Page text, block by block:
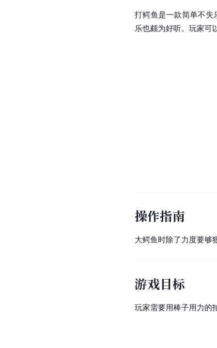
打鳄鱼是一款简单不失
乐也颇为好听。玩家可
操作指南
大鳄鱼时除了力度要够
游戏目标
玩家需要用棒子用力的